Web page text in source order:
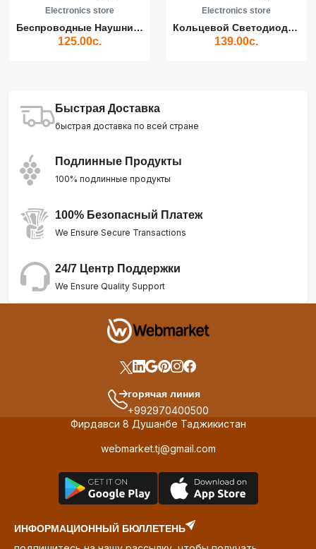
Electronics store
Беспроводные Наушники Air...
125.00с.
Electronics store
Кольцевой Светодиодный Св...
139.00с.
Быстрая Доставка
быстрая доставка по всей стране
Подлинные Продукты
100% подлинные продукты
100% Безопасный Платеж
We Ensure Secure Transactions
24/7 Центр Поддержки
We Ensure Quality Support
горячая линия
+992970400500
Фирдавси 8 Душанбе Таджикистан
webmarket.tj@gmail.com
ИНФОРМАЦИОННЫЙ БЮЛЛЕТЕНЬ